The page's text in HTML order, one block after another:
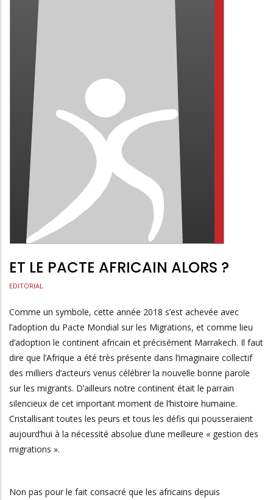
ET LE PACTE AFRICAIN ALORS ?
EDITORIAL
Comme un symbole, cette année 2018 s’est achevée avec
l’adoption du Pacte Mondial sur les Migrations, et comme lieu
d’adoption le continent africain et précisément Marrakech. Il faut
dire que l’Afrique a été très présente dans l’imaginaire collectif
des milliers d’acteurs venus célébrer la nouvelle bonne parole
sur les migrants. D’ailleurs notre continent était le parrain
silencieux de cet important moment de l’histoire humaine.
Cristallisant toutes les peurs et tous les défis qui pousseraient
aujourd’hui à la nécessité absolue d’une meilleure « gestion des
migrations ».
Non pas pour le fait consacré que les africains depuis